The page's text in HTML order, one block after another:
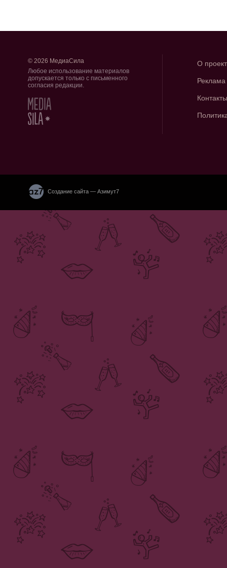
© 2026 МедиаСила
Любое использование материалов
допускается только с письменного
согласия редакции.
О
Реклама
Контакты
Создание сайта — Азимут7